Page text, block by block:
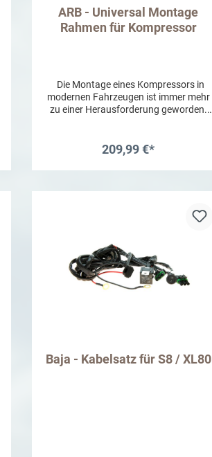
ARB - Universal Montage
Rahmen für Kompressor
Die Montage eines Kompressors in
modernen Fahrzeugen ist immer mehr
zu einer Herausforderung geworden.
, CKMA und CKSA Kompressors. Eine
zusätzliche
Universalhalterungermöglicht auch die
209,99 €*
Baja - Kabelsatz für S8 / XL80